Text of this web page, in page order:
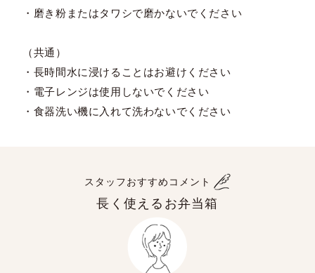
・磨き粉またはタワシで磨かないでください
（共通）
・長時間水に浸けることはお避けください
・電子レンジは使用しないでください
・食器洗い機に入れて洗わないでください
スタッフおすすめコメント
長く使えるお弁当箱